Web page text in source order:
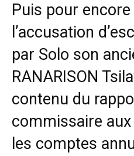
Puis pour
l’accusation
par Solo son
RANARISON
contenu du
commissaire
les comptes